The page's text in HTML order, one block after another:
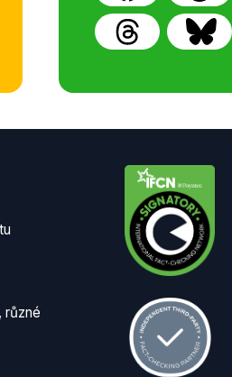
různé